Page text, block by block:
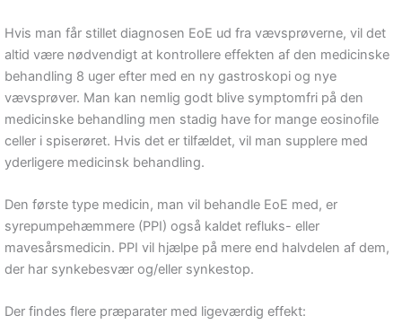
Hvis man får stillet diagnosen EoE ud fra vævsprøverne, vil det
altid være nødvendigt at kontrollere effekten af den medicinske
behandling 8 uger efter med en ny gastroskopi og nye
vævsprøver. Man kan nemlig godt blive symptomfri på den
medicinske behandling men stadig have for mange eosinofile
celler i spiserøret. Hvis det er tilfældet, vil man supplere med
yderligere medicinsk behandling.
Den første type medicin, man vil behandle EoE med, er
syrepumpehæmmere (PPI) også kaldet refluks- eller
mavesårsmedicin. PPI vil hjælpe på mere end halvdelen af dem,
der har synkebesvær og/eller synkestop.
Der findes flere præparater med ligeværdig effekt: